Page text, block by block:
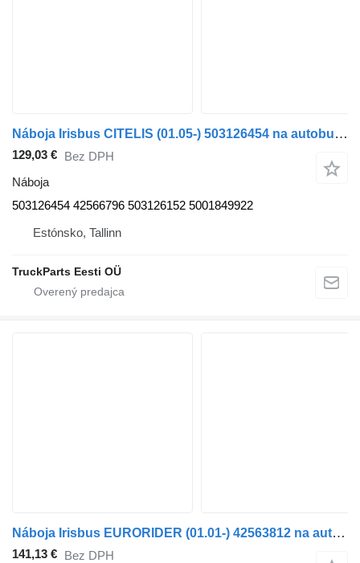
Náboja Irisbus CITELIS (01.05-) 503126454 na autobusa Irisbus Access, Evadys, Axer, Karosa, Recreo, Domino, Agora, Citelis, Eurorider (1999-)
129,03 € Bez DPH
Náboja
503126454 42566796 503126152 5001849922
Estónsko, Tallinn
TruckParts Eesti OÜ
Náboja Irisbus EURORIDER (01.01-) 42563812 na autobusa Irisbus Access, Evadys, Axer, Karosa, Recreo, Domino, Agora, Citelis, Eurorider (1999-)
141,13 € Bez DPH